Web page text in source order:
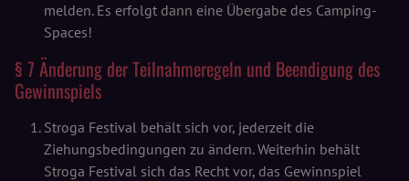
melden. Es erfolgt dann eine Übergabe des Camping-
Spaces!
§ 7 Änderung der Teilnahmeregeln und Beendigung des
Gewinnspiels
Stroga Festival behält sich vor, jederzeit die
Ziehungsbedingungen zu ändern. Weiterhin behält
Stroga Festival sich das Recht vor, das Gewinnspiel